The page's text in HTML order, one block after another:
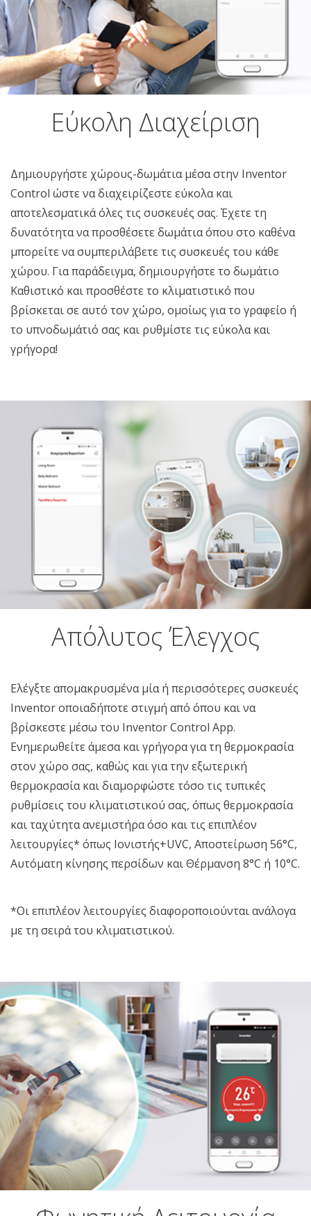
Εύκολη Διαχείριση
Δημιουργήστε χώρους-δωμάτια μέσα στην Inventor
Control ώστε να διαχειρίζεστε εύκολα και
αποτελεσματικά όλες τις συσκευές σας. Έχετε τη
δυνατότητα να προσθέσετε δωμάτια όπου στο καθένα
μπορείτε να συμπεριλάβετε τις συσκευές του κάθε
χώρου. Για παράδειγμα, δημιουργήστε το δωμάτιο
Καθιστικό και προσθέστε το κλιματιστικό που
βρίσκεται σε αυτό τον χώρο, ομοίως για το γραφείο ή
το υπνοδωμάτιό σας και ρυθμίστε τις εύκολα και
γρήγορα!
Απόλυτος Έλεγχος
Ελέγξτε απομακρυσμένα μία ή περισσότερες συσκευές
Inventor οποιαδήποτε στιγμή από όπου και να
βρίσκεστε μέσω του Inventor Control App.
Ενημερωθείτε άμεσα και γρήγορα για τη θερμοκρασία
στον χώρο σας, καθώς και για την εξωτερική
θερμοκρασία και διαμορφώστε τόσο τις τυπικές
ρυθμίσεις του κλιματιστικού σας, όπως θερμοκρασία
και ταχύτητα ανεμιστήρα όσο και τις επιπλέον
λειτουργίες* όπως Ιονιστής+UVC, Αποστείρωση 56°C,
Αυτόματη κίνησης περσίδων και Θέρμανση 8°C ή 10°C.
*Οι επιπλέον λειτουργίες διαφοροποιούνται ανάλογα
με τη σειρά του κλιματιστικού.